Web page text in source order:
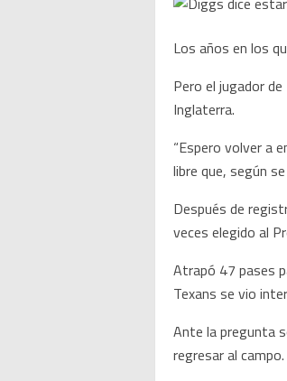
Los años en los
Pero el jugador
Inglaterra.
“Espero volver a
libre que, según
Después de
veces elegido al
Atrapó 47 pases
Texans se vio
Ante la pregunta
regresar al campo.